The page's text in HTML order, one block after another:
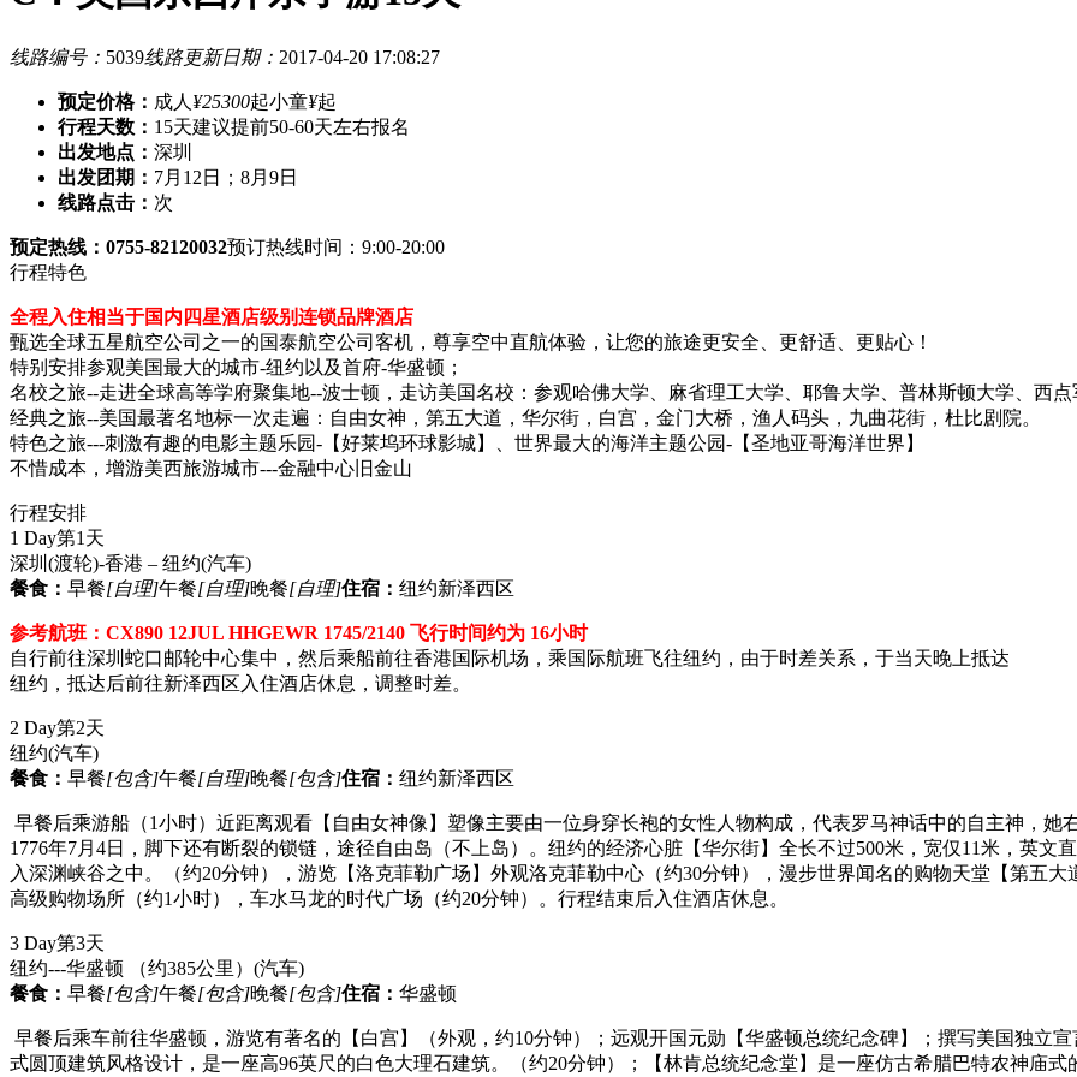
线路编号： 5039线路更新日期： 2017-04-20 17:08:27
预定价格： 成人 ¥25300起小童¥起
行程天数： 15天建议提前50-60天左右报名
出发地点： 深圳
出发团期： 7月12日；8月9日
线路点击： 次
预定热线：0755-82120032预订热线时间：9:00-20:00
行程特色
全程入住相当于国内四星酒店级别连锁品牌酒店
甄选全球五星航空公司之一的国泰航空公司客机，尊享空中直航体验，让您的旅途更安全、更舒适、更贴心！
特别安排参观美国最大的城市-纽约以及首府-华盛顿；
名校之旅--走进全球高等学府聚集地--波士顿，走访美国名校：参观哈佛大学、麻省理工大学、耶鲁大学、普林斯顿大学、西
经典之旅--美国最著名地标一次走遍：自由女神，第五大道，华尔街，白宫，金门大桥，渔人码头，九曲花街，杜比剧院。
特色之旅---刺激有趣的电影主题乐园-【好莱坞环球影城】、世界最大的海洋主题公园-【圣地亚哥海洋世界】
不惜成本，增游美西旅游城市---金融中心旧金山
行程安排
1 Day第1天
深圳(渡轮)-香港 – 纽约(汽车)
餐食： 早餐[自理]午餐[自理]晚餐[自理]住宿： 纽约新泽西区
参考航班：CX890 12JUL HHGEWR 1745/2140 飞行时间约为 16小时
自行前往深圳蛇口邮轮中心集中，然后乘船前往香港国际机场，乘国际航班飞往纽约，由于时差关系，于当天晚上抵达
纽约，抵达后前往新泽西区入住酒店休息，调整时差。
2 Day第2天
纽约(汽车)
餐食： 早餐[包含]午餐[自理]晚餐[包含]住宿： 纽约新泽西区
早餐后乘游船（1小时）近距离观看【自由女神像】塑像主要由一位身穿长袍的女性人物构成，代表罗马神话中的自主神，
1776年7月4日，脚下还有断裂的锁链，途径自由岛（不上岛）。纽约的经济心脏【华尔街】全长不过500米，宽仅11米，英文
入深渊峡谷之中。（约20分钟），游览【洛克菲勒广场】外观洛克菲勒中心（约30分钟），漫步世界闻名的购物天堂【第五
高级购物场所（约1小时），车水马龙的时代广场（约20分钟）。行程结束后入住酒店休息。
3 Day第3天
纽约---华盛顿 （约385公里） (汽车)
餐食： 早餐[包含]午餐[包含]晚餐[包含]住宿： 华盛顿
早餐后乘车前往华盛顿，游览有著名的【白宫】（外观，约10分钟）；远观开国元勋【华盛顿总统纪念碑】；撰写美国独立
式圆顶建筑风格设计，是一座高96英尺的白色大理石建筑。（约20分钟）；【林肯总统纪念堂】是一座仿古希腊巴特农神庙